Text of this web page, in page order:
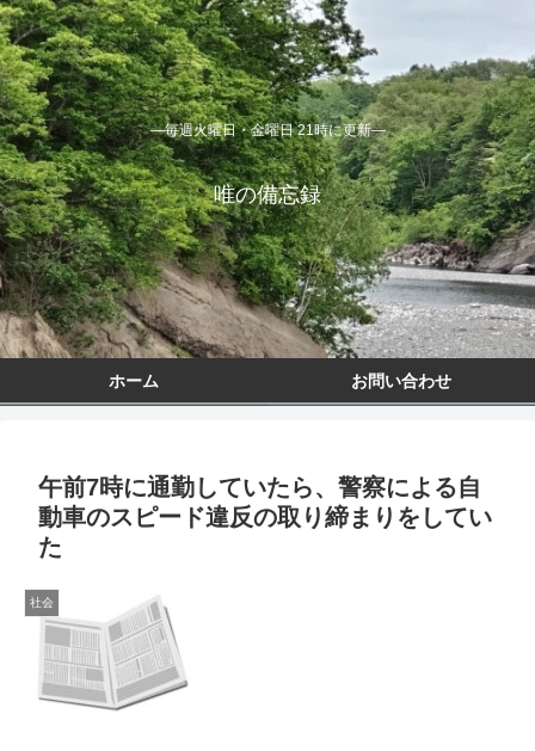
―毎週火曜日・金曜日 21時に更新―
唯の備忘録
ホーム お問い合わせ
午前7時に通勤していたら、警察による自
動車のスピード違反の取り締まりをしてい
た
社会